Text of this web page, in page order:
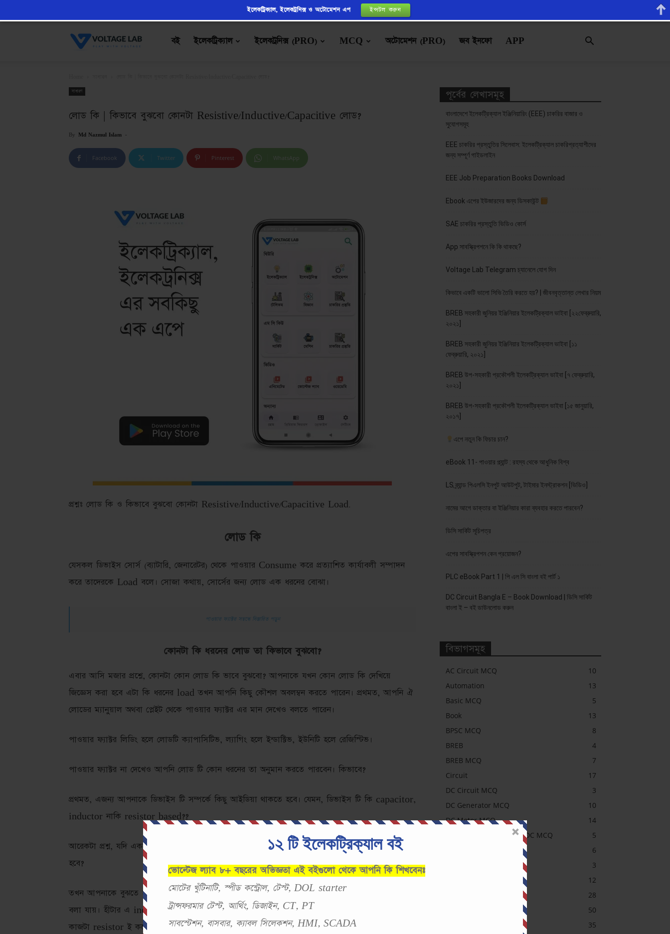
১২ টি ইলেকট্রিক্যাল বই
ভোল্টেজ ল্যাব ৮+ বছরের অভিজ্ঞতা এই বইগুলো থেকে আপনি কি শিখবেনঃ
মোটের খুঁটিনাটি, স্পীড কন্ট্রোল, টেস্ট, DOL starter
ট্রান্সফরমার টেস্ট, আর্থিং, ডিজাইন, CT, PT
সাবস্টেশন, বাসবার, ক্যাবল সিলেকশন, HMI, SCADA
VoltageLab
বই ইলেকট্রিক্যাল ইলেকট্রনিক্স (PRO) MCQ অটোমেশন (PRO) জব ইনফো APP
সাধারণ
লোড কি | কিভাবে বুঝবো কোনটা Resistive/Inductive/Capacitive লোড?
By Md Nazmul Islam -
Facebook Twitter Pinterest WhatsApp
প্রশ্নঃ লোড কি ও কিভাবে বুঝবো কোনটা Resistive/Inductive/Capacitive Load.
লোড কি
যেসকল ডিভাইস সোর্স (ব্যাটারি, জেনারেটর) থেকে পাওয়ার Consume করে প্রত্যাশিত কার্যাবলী সম্পাদন
করে তাদেরকে Load বলে। সোজা কথায়, সোর্সের জন্য লোড এক ধরনের বোঝা।
পাওয়ার ফ্যাক্টর সম্বন্ধে বিস্তারিত পড়ুন
কোনটা কি ধরনের লোড তা কিভাবে বুঝবো?
এবার আসি মজার প্রশ্নে, কোনটা কোন লোড কি ভাবে বুঝবো? আপনাকে যখন কোন লোড কি দেখিয়ে
জিজ্ঞেস করা হবে এটা কি ধরনের load তখন আপনি কিছু কৌশল অবলম্বন করতে পারেন। প্রথমত, আপনি ঐ
লোডের ম্যানুয়াল অথবা প্লেইট থেকে পাওয়ার ফ্যাক্টর এর মান দেখেও বলতে পারেন।
পাওয়ার ফ্যাক্টর লিডিং হলে লোডটি ক্যাপাসিটিভ, ল্যাগিং হলে ইন্ডাক্টিভ, ইউনিটি হলে রেজিস্টিভ।
পাওয়ার ফ্যাক্টর না দেখেও আপনি লোড টি কোন ধরনের তা অনুমান করতে পারবেন। কিভাবে?
প্রথমত, এজন্য আপনাকে ডিভাইস টি সম্পর্কে কিছু আইডিয়া থাকতে হবে। যেমন, ডিভাইস টি কি capacitor,
inductor নাকি resistor based??
আরেকটা প্রশ্ন, যদি একটি ডিভাইসে Resistor & Inductor দুটোই থাকে তাহলে সেটা কোন ধরনের লোড
হবে?
তখন আপনাকে বুঝতে হবে যে এই ডিভাইস এর বেসিক কাজ টা কে করতেছে? উদাহরণ দিলে হীটারের কথাই
বলা যায়। হীটার এ inductor & resistor দুটোই আছে। কিন্তু আসল কাজ অর্থাৎ heat producing এর
কাজটা resistor ই করে।
পূর্বের লেখাসমূহ
বাংলাদেশে ইলেকট্রিক্যাল ইঞ্জিনিয়ারিং (EEE) চাকরির বাজার ও
সুযোগসমূহ
EEE চাকরির প্রস্তুতির সিলেবাস: ইলেকট্রিক্যাল চাকরিপ্রত্যাশীদের
জন্য সম্পূর্ণ গাইডলাইন
EEE Job Preparation Books Download
Ebook এপের ইউজারদের জন্য ডিসকাউন্ট
SAE চাকরির প্রস্তুতি ভিডিও কোর্স
App সাবস্ক্রিপশনে কি কি থাকছে?
Voltage Lab Telegram চ্যানেলে যোগ দিন
কিভাবে একটি ভালো সিভি তৈরি করতে হয়? | জীবনবৃত্তান্ত লেখার নিয়ম
BREB সহকারী জুনিয়র ইঞ্জিনিয়ার ইলেকট্রিক্যাল ভাইবা [২২ফেব্রুয়ারি,
২০২১]
BREB সহকারী জুনিয়র ইঞ্জিনিয়ার ইলেকট্রিক্যাল ভাইবা [১১
ফেব্রুয়ারি, ২০২১]
BREB উপ-সহকারী প্রকৌশলী ইলেকট্রিক্যাল ভাইবা [৭ ফেব্রুয়ারি,
২০২১]
BREB উপ-সহকারী প্রকৌশলী ইলেকট্রিক্যাল ভাইবা [১৫ জানুয়ারি,
২০১৭]
এপে নতুন কি ফিচার চান?
eBook 11- পাওয়ার প্ল্যান্ট : রহস্য থেকে আধুনিক বিশ্ব
LS ব্র্যান্ড পিএলসি ইনপুট আউটপুট, টাইমার ইনস্ট্রাকশন [ভিডিও]
নামের আগে ডাক্তার বা ইঞ্জিনিয়ার কারা ব্যবহার করতে পারবেন?
ডিসি সার্কিট সূচিপত্র
এপের সাবস্ক্রিপশন কেন প্রয়োজন?
PLC eBook Part 1 | পি এল সি বাংলা বই পার্ট ১
DC Circuit Bangla E – Book Download | ডিসি সার্কিট
বাংলা ই – বই ডাউনলোড করুন
বিভাগসমূহ
AC Circuit MCQ
10
Automation
13
Basic MCQ
5
Book
13
BPSC MCQ
8
BREB
4
BREB MCQ
7
Circuit
17
DC Circuit MCQ
3
DC Generator MCQ
10
DC Motor MCQ
14
DESCO, NESCO, PDB, DPDC MCQ
5
6
3
12
28
50
35
ইলেকট্রিক্যাল, ইলেকট্রনিক্স ও অটোমেশন এপ ইন্সটল করুন